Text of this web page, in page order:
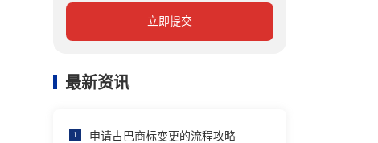
立即提交
最新资讯
1 申请古巴商标变更的流程攻略